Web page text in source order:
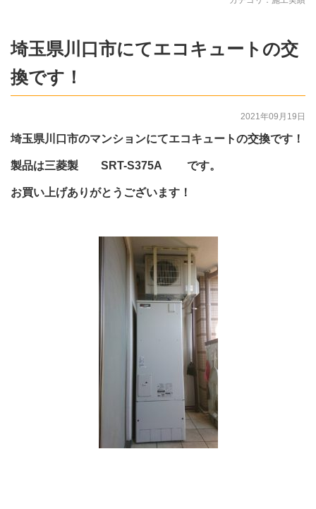
埼玉県川口市にてエコキュートの交
換です！
2021年09月19日
埼玉県川口市のマンションにてエコキュートの交換です！
製品は三菱製 SRT-S375A です。
お買い上げありがとうございます！